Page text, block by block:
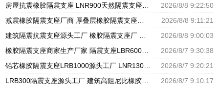
房屋抗震橡胶隔震支座 LNR900天然隔震支座 建筑圆形隔震支座源头工厂
2026/8/8 9:22:50
减震橡胶隔震支座厂商 厚叠层橡胶隔震支座源头工厂 阻尼隔震支座多少钱
2026/8/8 9:11:21
建筑隔震抗震支座源头工厂 橡胶隔震支座厂 国内橡胶隔震支座生产厂家
2026/8/8 9:00:03
橡胶隔震支座商家生产厂家 隔震支座LBR600生产厂家 天然橡胶隔震支座LNR1000-Ⅱ厂家
2026/8/7 9:30:38
铅芯橡胶隔震支座LRB1000源头工厂 LNR1300天然橡胶支座什么价格 国内隔震支座生产厂家
2026/8/7 9:20:21
LRB300隔震支座源头工厂 建筑高阻尼比橡胶隔震支座厂家 铅芯抗震支座装置源头工厂
2026/8/7 9:10:17